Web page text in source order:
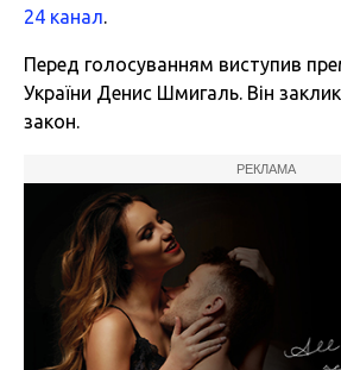
24 канал.
Перед голосуванням виступив
України Денис Шмигаль. Він
закон.
РЕКЛАМА